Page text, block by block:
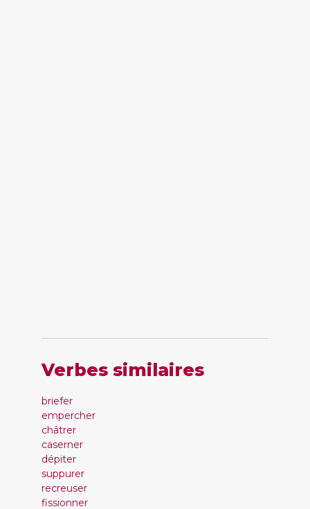
Verbes similaires
briefer
empercher
châtrer
caserner
dépiter
suppurer
recreuser
fissionner